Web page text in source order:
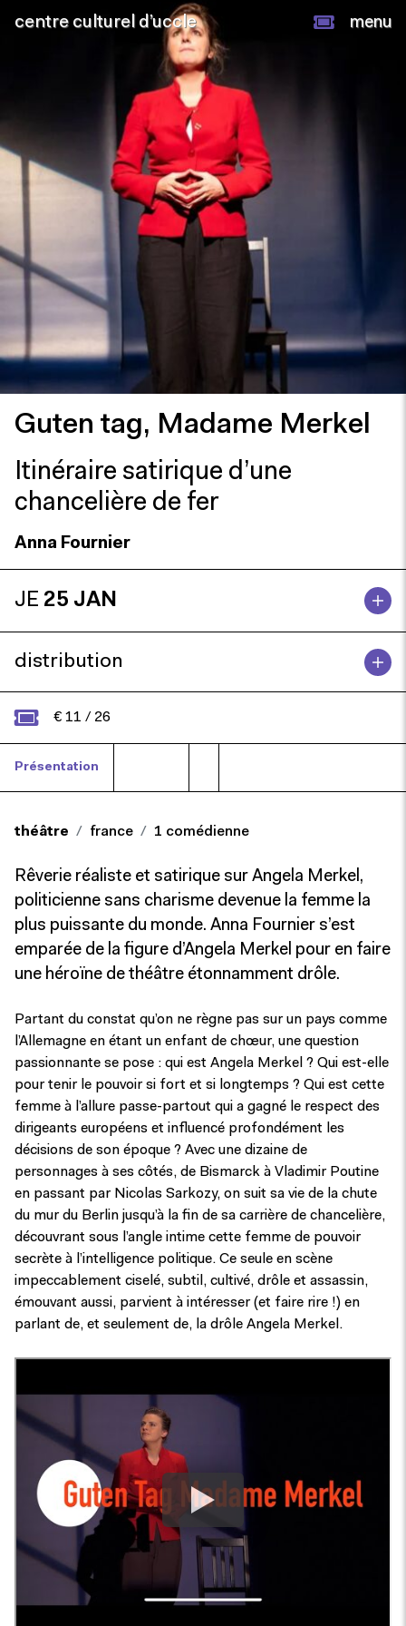
centre culturel d’uccle menu
Guten tag, Madame Merkel
Itinéraire satirique d’une
chancelière de fer
Anna Fournier
JE 25 JAN
distribution
€ 11 / 26
Présentation
théâtre france 1 comédienne
Rêverie réaliste et satirique sur Angela Merkel,
politicienne sans charisme devenue la femme la
plus puissante du monde. Anna Fournier s’est
emparée de la figure d’Angela Merkel pour en faire
une héroïne de théâtre étonnamment drôle.
Partant du constat qu’on ne règne pas sur un pays comme
l’Allemagne en étant un enfant de chœur, une question
passionnante se pose : qui est Angela Merkel ? Qui est-elle
pour tenir le pouvoir si fort et si longtemps ? Qui est cette
femme à l’allure passe-partout qui a gagné le respect des
dirigeants européens et influencé profondément les
décisions de son époque ? Avec une dizaine de
personnages à ses côtés, de Bismarck à Vladimir Poutine
en passant par Nicolas Sarkozy, on suit sa vie de la chute
du mur du Berlin jusqu’à la fin de sa carrière de chancelière,
découvrant sous l’angle intime cette femme de pouvoir
secrète à l’intelligence politique. Ce seule en scène
impeccablement ciselé, subtil, cultivé, drôle et assassin,
émouvant aussi, parvient à intéresser (et faire rire !) en
parlant de, et seulement de, la drôle Angela Merkel.